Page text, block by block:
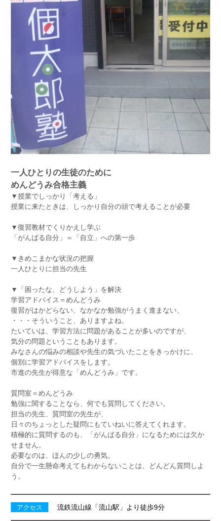
一人ひとりの生徒のために
めんどうみ合格主義
▼授業でしっかり「考える」
授業に来たときは、しっかり自分の頭で考えることが必要
▼復習教材でくりかえし学ぶ
「がんばる自分」＝「自立」への第一歩
▼きめこまかな状況の把握
一人ひとりに担当の先生
▼「困ったな、どうしよう」を解決
学習アドバイス＝めんどうみ
復習がはかどらない、なかなか勉強がうまく進まない、
・・・そういうこと、ありますよね。
たいていは、学習方法に問題があることが多いのですが、
気分の問題ということもあります。
みなさんの悩みの相談や先生の気づいたことをきっかけに、
個別に学習アドバイスをします。
市進の先生が得意な「めんどうみ」です。
質問室＝めんどうみ
勉強に関することなら、何でも質問してください。
担当の先生、質問室の先生が、
日々のちょっとした疑問にもていねいに答えてくれます。
積極的に質問するのも、「がんばる自分」になるためには欠か
せません。
必要なのは、ほんの少しの勇気。
自分で一生懸命考えてもわからないことは、どんどん質問しよ
う。
アクセス 流鉄流山線「流山駅」より徒歩9分